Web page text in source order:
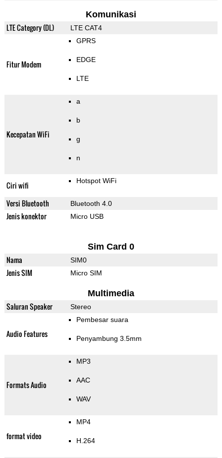
Komunikasi
LTE Category (DL) LTE CAT4
Fitur Modem
GPRS
EDGE
LTE
Kecepatan WiFi
a
b
g
n
Ciri wifi Hotspot WiFi
Versi Bluetooth Bluetooth 4.0
Jenis konektor Micro USB
Sim Card 0
Nama SIM0
Jenis SIM Micro SIM
Multimedia
Saluran Speaker Stereo
Audio Features
Pembesar suara
Penyambung 3.5mm
Formats Audio
MP3
AAC
WAV
format video
MP4
H.264